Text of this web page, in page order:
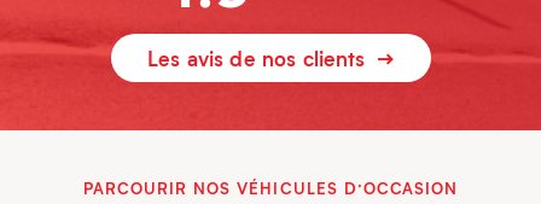
Les avis de nos clients
PARCOURIR NOS VÉHICULES D’OCCASION